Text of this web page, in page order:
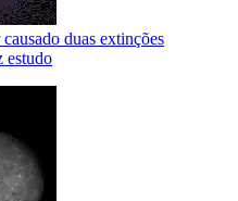
duas extinções
estudo